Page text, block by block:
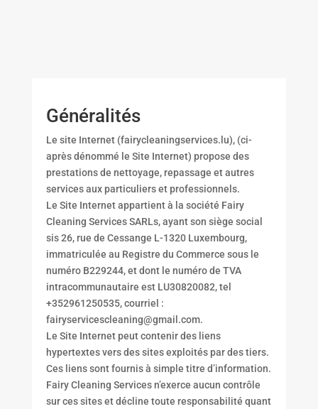
Généralités
Le site Internet (fairycleaningservices.lu), (ci-
après dénommé le Site Internet) propose des
prestations de nettoyage, repassage et autres
services aux particuliers et professionnels.
Le Site Internet appartient à la société Fairy
Cleaning Services SARLs, ayant son siège social
sis 26, rue de Cessange L-1320 Luxembourg,
immatriculée au Registre du Commerce sous le
numéro B229244, et dont le numéro de TVA
intracommunautaire est LU30820082, tel
+352961250535, courriel :
fairyservicescleaning@gmail.com.
Le Site Internet peut contenir des liens
hypertextes vers des sites exploités par des tiers.
Ces liens sont fournis à simple titre d’information.
Fairy Cleaning Services n’exerce aucun contrôle
sur ces sites et décline toute responsabilité quant